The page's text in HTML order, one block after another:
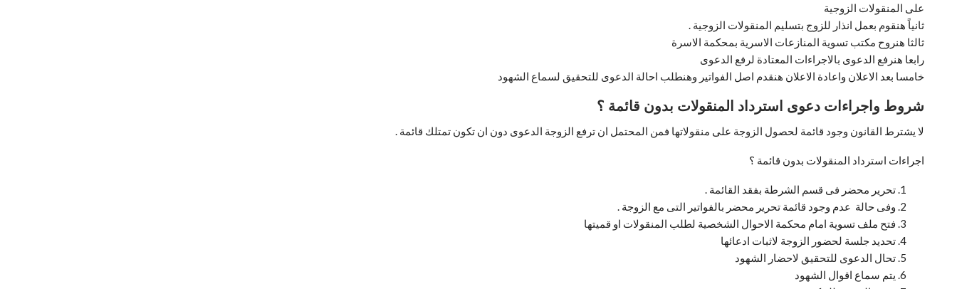
على المنقولات الزوجية
ثانياً هنقوم بعمل انذار للزوج بتسليم المنقولات الزوجية .
ثالثا هنروح مكتب تسوية المنازعات الاسرية بمحكمة الاسرة
رابعا هنرفع الدعوى بالاجراءات المعتادة لرفع الدعوى
خامسا بعد الاعلان واعادة الاعلان هنقدم اصل الفواتير وهنطلب احالة الدعوى للتحقيق لسماع الشهود
شروط واجراءات دعوى استرداد المنقولات بدون قائمة ؟
لا يشترط القانون وجود قائمة لحصول الزوجة على منقولاتها فمن المحتمل ان ترفع الزوجة الدعوى دون ان تكون تمتلك قائمة .
اجراءات استرداد المنقولات بدون قائمة ؟
تحرير محضر فى قسم الشرطة بفقد القائمة .
وفى حالة عدم وجود قائمة تحرير محضر بالفواتير التى مع الزوجة .
فتح ملف تسوية امام محكمة الاحوال الشخصية لطلب المنقولات او قميتها
تحديد جلسة لحضور الزوجة لاثبات ادعائها
تحال الدعوى للتحقيق لاحضار الشهود
يتم سماع اقوال الشهود